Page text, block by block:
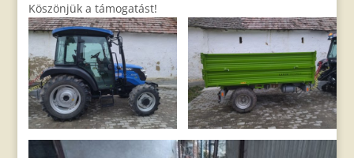
Köszönjük a támogatást!